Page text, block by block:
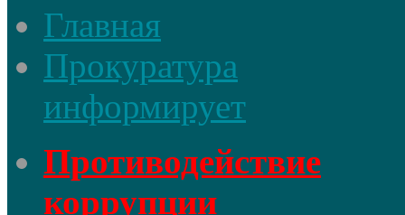
Главная
Прокуратура
информирует
Противодействие
коррупции